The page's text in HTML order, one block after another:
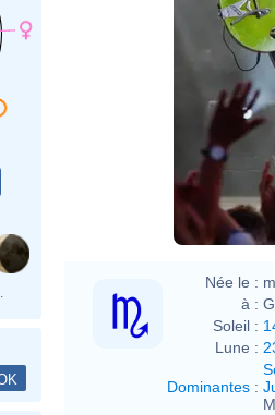
Née le :
à :
Soleil :
Lune :
Dominantes :